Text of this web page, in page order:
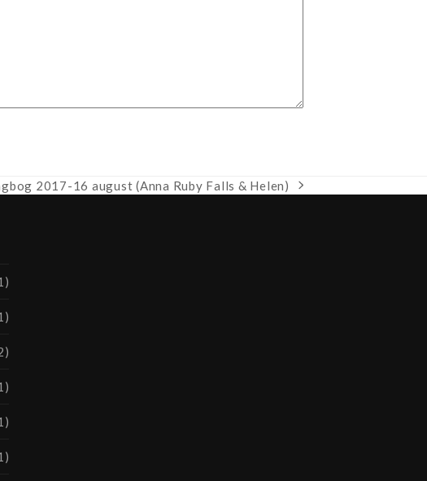
2017-16 august (Anna Ruby Falls & Helen)